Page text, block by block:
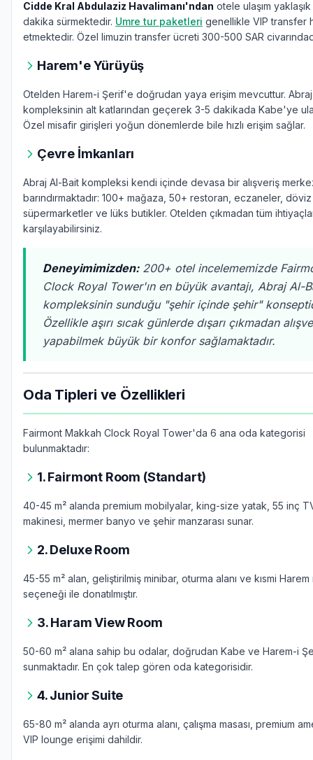
Cidde Kral Abdulaziz Havalimanı'ndan otele ulaşım yaklaşık
dakika sürmektedir. Umre tur paketleri genellikle VIP transfer
etmektedir. Özel limuzin transfer ücreti 300-500 SAR
Harem'e Yürüyüş
Otelden Harem-i Şerif'e doğrudan yaya erişim mevcuttur.
kompleksinin alt katlarından geçerek 3-5 dakikada Kabe'ye
Özel misafir girişleri yoğun dönemlerde bile hızlı erişim sağlar.
Çevre İmkanları
Abraj Al-Bait kompleksi kendi içinde devasa bir alışveriş
barındırmaktadır: 100+ mağaza, 50+ restoran, eczaneler, döviz
süpermarketler ve lüks butikler. Otelden çıkmadan tüm
karşılayabilirsiniz.
Deneyimimizden:200+ otel incelememizde
Clock Royal Tower'ın en büyük avantajı, Abraj Al-
kompleksinin sunduğu "şehir içinde şehir"
Özellikle aşırı sıcak günlerde dışarı çıkmadan
yapabilmek büyük bir konfor sağlamaktadır.
Oda Tipleri ve Özellikleri
Fairmont Makkah Clock Royal Tower'da 6 ana oda kategorisi
bulunmaktadır:
1. Fairmont Room (Standart)
40-45 m² alanda premium mobilyalar, king-size yatak, 55 inç
makinesi, mermer banyo ve şehir manzarası sunar.
2. Deluxe Room
45-55 m² alan, geliştirilmiş minibar, oturma alanı ve kısmi Harem
seçeneği ile donatılmıştır.
3. Haram View Room
50-60 m² alana sahip bu odalar, doğrudan Kabe ve Harem-i
sunmaktadır. En çok talep gören oda kategorisidir.
4. Junior Suite
65-80 m² alanda ayrı oturma alanı, çalışma masası, premium
VIP lounge erişimi dahildir.